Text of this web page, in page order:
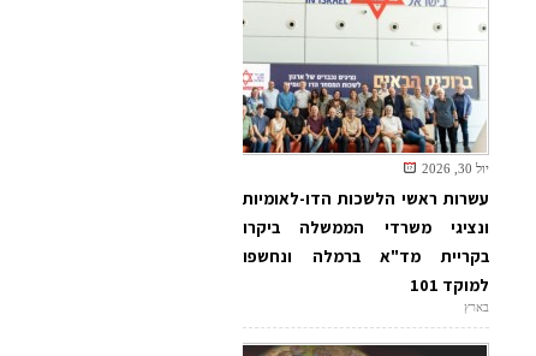
יול 30, 2026
עשרות ראשי הלשכות הדו-לאומיות
ונציגי משרדי הממשלה ביקרו
בקריית מד"א ברמלה ונחשפו
למוקד 101
בארץ